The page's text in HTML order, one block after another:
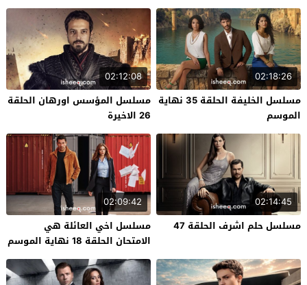
02:18:26
مسلسل الخليفة الحلقة 35 نهاية
الموسم
02:12:08
مسلسل المؤسس اورهان الحلقة
26 الاخيرة
02:14:45
مسلسل حلم اشرف الحلقة 47
02:09:42
مسلسل اخي العائلة هي
الامتحان الحلقة 18 نهاية الموسم